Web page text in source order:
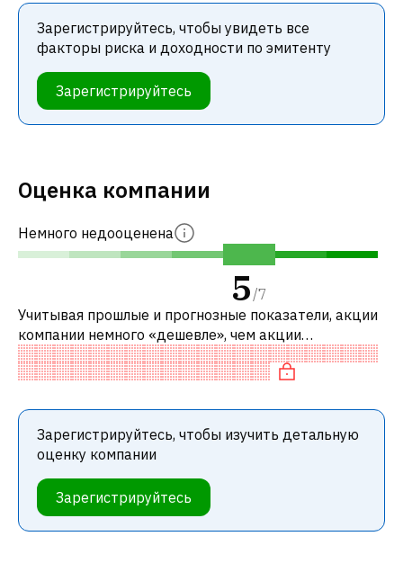
Зарегистрируйтесь, чтобы увидеть все
факторы риска и доходности по эмитенту
Зарегистрируйтесь
Оценка компании
Немного недооценена
5 /7
Учитывая прошлые и прогнозные показатели, акции
компании немного «дешевле», чем акции
аналогичных компаний. В частности, акция компании
недооценена по P/E и переоценена п
Зарегистрируйтесь, чтобы изучить детальную
оценку компании
Зарегистрируйтесь